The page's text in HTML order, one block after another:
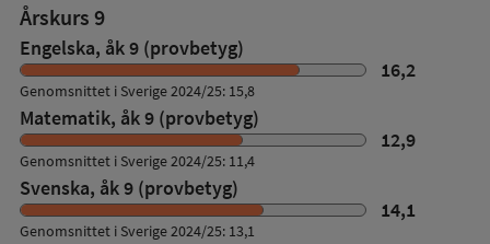
Årskurs 9
Engelska, åk 9 (provbetyg)
16,2
Genomsnittet i Sverige 2024/25: 15,8
Matematik, åk 9 (provbetyg)
12,9
Genomsnittet i Sverige 2024/25: 11,4
Svenska, åk 9 (provbetyg)
14,1
Genomsnittet i Sverige 2024/25: 13,1